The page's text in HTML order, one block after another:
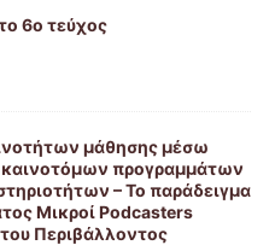
6ο τεύχος
μάθησης μέσω
προγραμμάτων
– Το παράδειγμα
Μικροί Podcasters
Περιβάλλοντος